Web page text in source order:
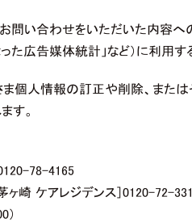
お問い合わせをいただいた内容
た広告媒体統計」など）に利用す
ま個人情報の訂正や削除、また
す。
0120-78-4165
茅ヶ崎 ケアレジデンス］0120-72-
）